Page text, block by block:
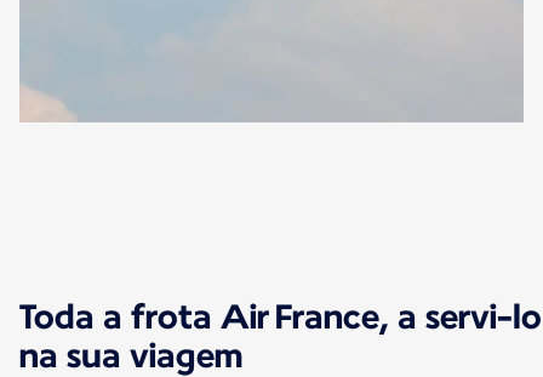
Toda a frota Air France, a servi-lo
na sua viagem